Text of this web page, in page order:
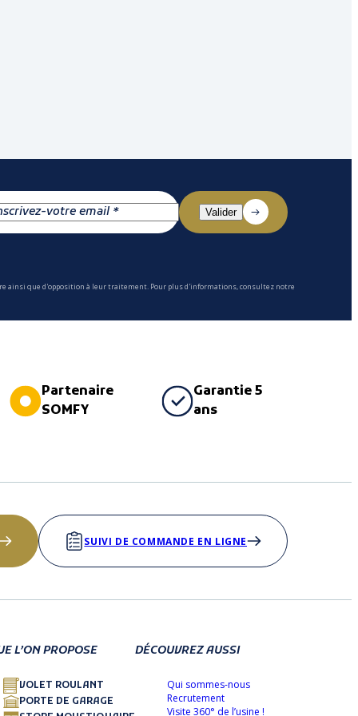
ainsi que d'opposition à leur traitement. Pour plus d'informations, consultez notre
Partenaire
SOMFY
Garantie 5
ans
SUIVI DE COMMANDE EN LIGNE
L’ON PROPOSE
VOLET ROULANT
PORTE DE GARAGE
DÉCOUVREZ AUSSI
Qui sommes-nous
Recrutement
Visite 360° de l’usine !